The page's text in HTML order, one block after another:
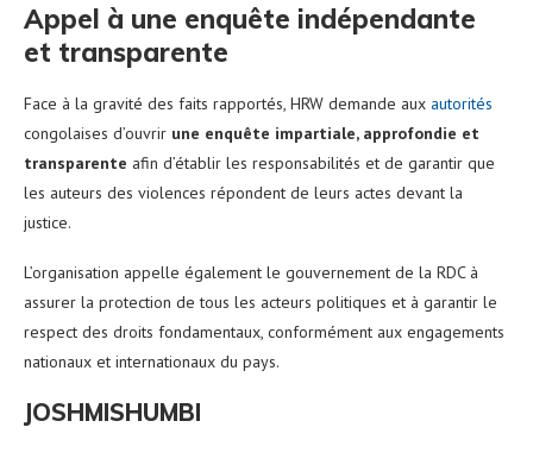
Appel à une enquête indépendante
et transparente
Face à la gravité des faits rapportés, HRW demande aux autorités
congolaises d’ouvrir une enquête impartiale, approfondie et
transparente afin d’établir les responsabilités et de garantir que
les auteurs des violences répondent de leurs actes devant la
justice.
L’organisation appelle également le gouvernement de la RDC à
assurer la protection de tous les acteurs politiques et à garantir le
respect des droits fondamentaux, conformément aux engagements
nationaux et internationaux du pays.
JOSHMISHUMBI